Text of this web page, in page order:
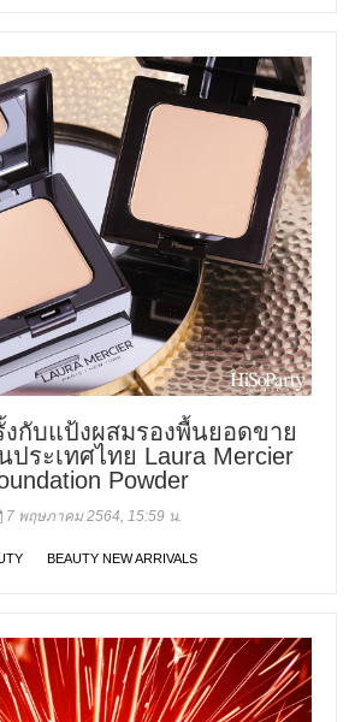
กับแป้งผสมรองพื้นยอดขาย
ระเทศไทย Laura Mercier
Powder
7 พฤษภาคม 2564, 15:59 น.
BEAUTY NEW ARRIVALS